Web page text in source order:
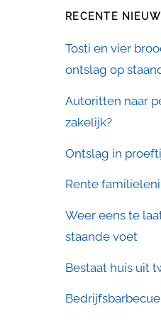
RECENTE
Tosti en vier
ontslag op
Autoritten naar
zakelijk?
Ontslag in
Rente
Weer eens te
staande voet
Bestaat huis uit